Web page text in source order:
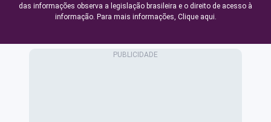
das informações observa a legislação brasileira e o direito de acesso à
informação. Para mais informações, Clique aqui.